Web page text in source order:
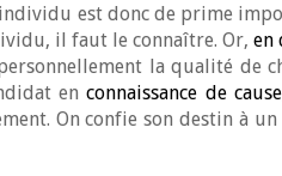
est donc de prime
il faut le connaître. Or, en
la qualité de
enconnaissance de cause
On confie son destin à un